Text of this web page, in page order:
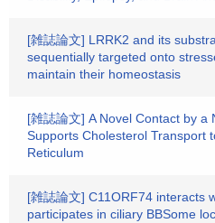
[雑誌論文] LRRK2 and its
sequentially targeted onto
maintain their homeostasis
[雑誌論文] A Novel Contact by a
Supports Cholesterol Transport
Reticulum
[雑誌論文] C11ORF74 interacts
participates in ciliary BBSome